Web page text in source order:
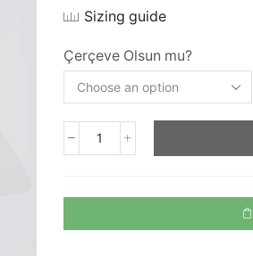
Sizing guide
Çerçeve Olsun mu?
X-
-
quantity